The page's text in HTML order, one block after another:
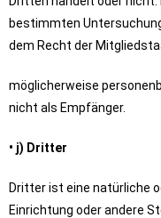
bestimmten
dem Recht der
möglicherweise
nicht als Empfänger.
• j) Dritter
Dritter ist eine natürliche
Einrichtung oder andere